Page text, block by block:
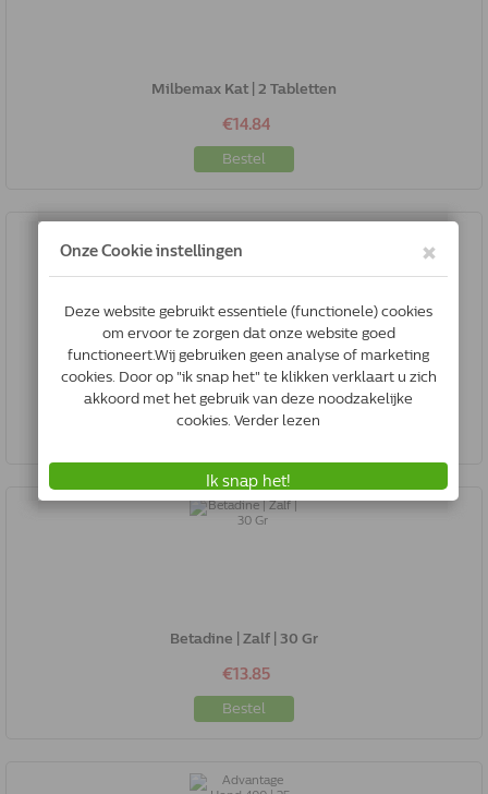
Milbemax Kat | 2 Tabletten
€14.84
Bestel
Milbemax Kat Klein / Kitten | 6 Tabletten
€21.03
Betadine | Zalf | 30 Gr
€13.85
Bestel